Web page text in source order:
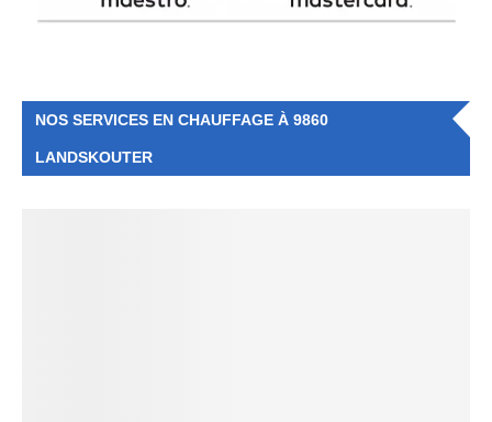
NOS SERVICES EN CHAUFFAGE À 9860
LANDSKOUTER